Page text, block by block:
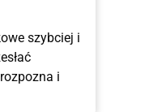
szybciej i
i